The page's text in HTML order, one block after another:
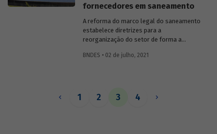
fornecedores em saneamento
A reforma do marco legal do saneamento
estabelece diretrizes para a
reorganização do setor de forma a
públicos de fornecimento de água e de
desafios para a cadeia de fornecedores
BNDES • 02 de julho, 2021
1 2 3 4